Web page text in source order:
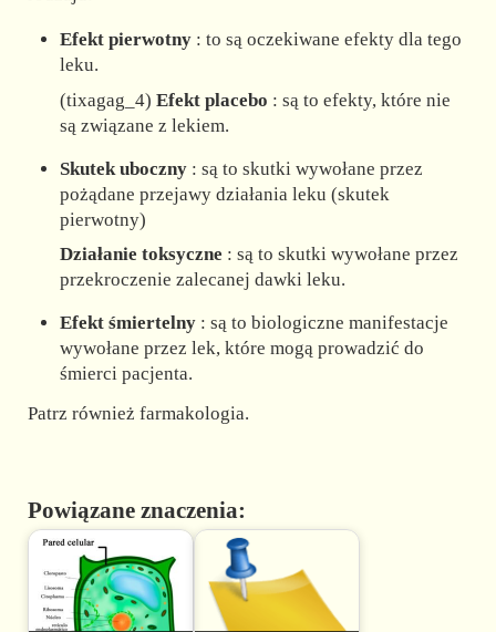
Efekt pierwotny : to są oczekiwane efekty dla tego
leku.
(tixagag_4)Efekt placebo : są to efekty, które nie
są związane z lekiem.
Skutek uboczny : są to skutki wywołane przez
pożądane przejawy działania leku (skutek
pierwotny)
Działanie toksyczne : są to skutki wywołane przez
przekroczenie zalecanej dawki leku.
Efekt śmiertelny : są to biologiczne manifestacje
wywołane przez lek, które mogą prowadzić do
śmierci pacjenta.
Patrz również farmakologia.
Powiązane znaczenia: